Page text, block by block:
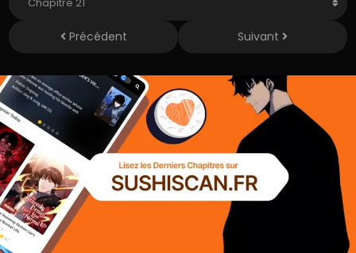
Précédent Suivant